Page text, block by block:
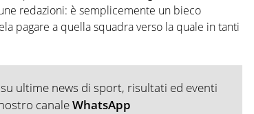
redazioni: è semplicemente un bieco
pagare a quella squadra verso la quale in tanti
ultime news di sport, risultati ed eventi
canaleWhatsApp